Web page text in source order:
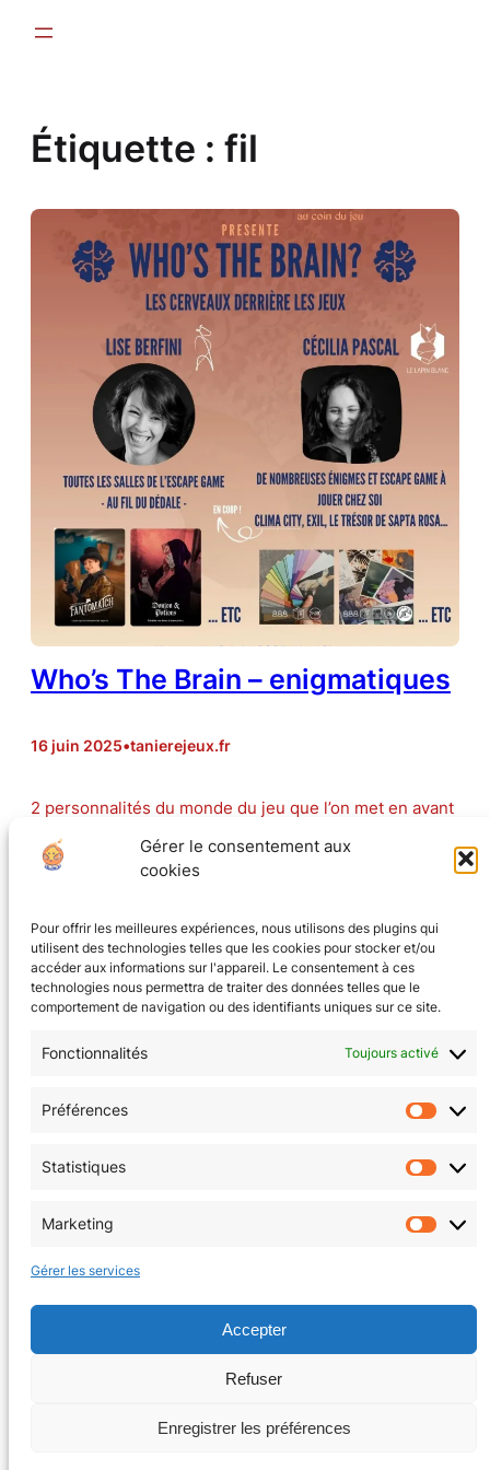
Gérer le consentement aux
cookies
Pour offrir les meilleures expériences, nous utilisons des plugins qui
utilisent des technologies telles que les cookies pour stocker et/ou
accéder aux informations sur l'appareil. Le consentement à ces
technologies nous permettra de traiter des données telles que le
comportement de navigation ou des identifiants uniques sur ce site.
Fonctionnalités Toujours activé
Préférences
Statistiques
Marketing
Gérer les services
Accepter
Refuser
Enregistrer les préférences
Étiquette : fil
Who’s The Brain – enigmatiques
16 juin 2025•tanierejeux.fr
2 personnalités du monde du jeu que l’on met en avant
de Au fil du Dédale et Cécilia Pascal qui réalise les
énigmes et escape games de Le Lapin Blanc. Venez les
Facebook Instagram
Copyright © 2026 | La Tanière au coin du jeu